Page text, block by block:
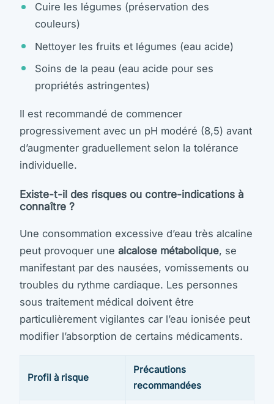
Cuire les légumes (préservation des
couleurs)
Nettoyer les fruits et légumes (eau acide)
Soins de la peau (eau acide pour ses
propriétés astringentes)
Il est recommandé de commencer
progressivement avec un pH modéré (8,5) avant
d’augmenter graduellement selon la tolérance
individuelle.
Existe-t-il des risques ou contre-indications à
connaître ?
Une consommation excessive d’eau très alcaline
peut provoquer une alcalose métabolique, se
manifestant par des nausées, vomissements ou
troubles du rythme cardiaque. Les personnes
sous traitement médical doivent être
particulièrement vigilantes car l’eau ionisée peut
modifier l’absorption de certains médicaments.
Profil à risque
Précautions
recommandées